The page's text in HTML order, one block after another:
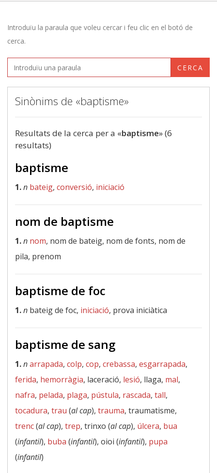
Introduïu la paraula que voleu cercar i feu clic en el botó de
cerca.
CERCA
Sinònims de «baptisme»
Resultats de la cerca per a «baptisme» (6
resultats)
baptisme
1.n bateig, conversió, iniciació
nom de baptisme
1.n nom, nom de bateig, nom de fonts, nom de
pila, prenom
baptisme de foc
1.n bateig de foc, iniciació, prova iniciàtica
baptisme de sang
1.narrapada, colp, cop, crebassa, esgarrapada,
ferida, hemorràgia, laceració, lesió, llaga, mal,
nafra, pelada, plaga, pústula, rascada, tall,
tocadura, trau (al cap), trauma, traumatisme,
trenc(al cap), trep, trinxo (al cap), úlcera, bua
(infantil), buba (infantil), oioi (infantil), pupa
(infantil)